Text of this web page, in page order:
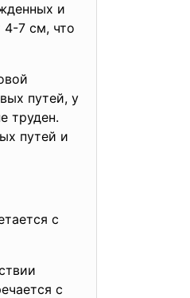
и
4-7 см, что
путей, у
труден.
путей и
с
с